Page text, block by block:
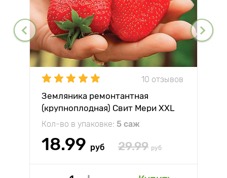
10 отзывов
Земляника ремонтантная
(крупноплодная) Свит Мери XXL
Кол-во в упаковке: 5 саж
18.99 руб 29.99 руб